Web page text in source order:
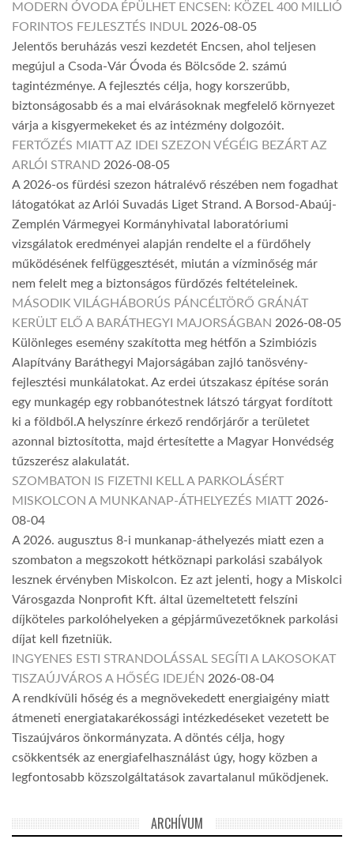
MODERN ÓVODA ÉPÜLHET ENCSEN: KÖZEL 400 MILLIÓ
FORINTOS FEJLESZTÉS INDUL 2026-08-05
Jelentős beruházás veszi kezdetét Encsen, ahol teljesen
megújul a Csoda-Vár Óvoda és Bölcsőde 2. számú
tagintézménye. A fejlesztés célja, hogy korszerűbb,
biztonságosabb és a mai elvárásoknak megfelelő környezet
várja a kisgyermekeket és az intézmény dolgozóit.
FERTŐZÉS MIATT AZ IDEI SZEZON VÉGÉIG BEZÁRT AZ
ARLÓI STRAND 2026-08-05
A 2026-os fürdési szezon hátralévő részében nem fogadhat
látogatókat az Arlói Suvadás Liget Strand. A Borsod-Abaúj-
Zemplén Vármegyei Kormányhivatal laboratóriumi
vizsgálatok eredményei alapján rendelte el a fürdőhely
működésének felfüggesztését, miután a vízminőség már
nem felelt meg a biztonságos fürdőzés feltételeinek.
MÁSODIK VILÁGHÁBORÚS PÁNCÉLTÖRŐ GRÁNÁT
KERÜLT ELŐ A BARÁTHEGYI MAJORSÁGBAN 2026-08-05
Különleges esemény szakította meg hétfőn a Szimbiózis
Alapítvány Baráthegyi Majorságában zajló tanösvény-
fejlesztési munkálatokat. Az erdei útszakasz építése során
egy munkagép egy robbanótestnek látszó tárgyat fordított
ki a földből.A helyszínre érkező rendőrjárőr a területet
azonnal biztosította, majd értesítette a Magyar Honvédség
tűzszerész alakulatát.
SZOMBATON IS FIZETNI KELL A PARKOLÁSÉRT
MISKOLCON A MUNKANAP-ÁTHELYEZÉS MIATT 2026-
08-04
A 2026. augusztus 8-i munkanap-áthelyezés miatt ezen a
szombaton a megszokott hétköznapi parkolási szabályok
lesznek érvényben Miskolcon. Ez azt jelenti, hogy a Miskolci
Városgazda Nonprofit Kft. által üzemeltetett felszíni
díjköteles parkolóhelyeken a gépjárművezetőknek parkolási
díjat kell fizetniük.
INGYENES ESTI STRANDOLÁSSAL SEGÍTI A LAKOSOKAT
TISZAÚJVÁROS A HŐSÉG IDEJÉN 2026-08-04
A rendkívüli hőség és a megnövekedett energiaigény miatt
átmeneti energiatakarékossági intézkedéseket vezetett be
Tiszaújváros önkormányzata. A döntés célja, hogy
csökkentsék az energiafelhasználást úgy, hogy közben a
legfontosabb közszolgáltatások zavartalanul működjenek.
ARCHÍVUM